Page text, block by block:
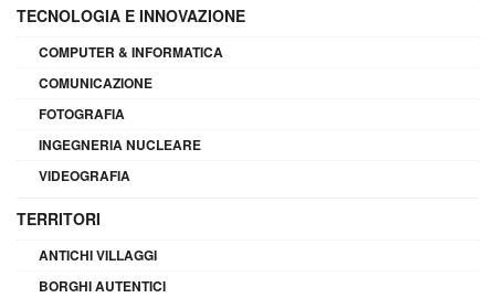
TECNOLOGIA E INNOVAZIONE
COMPUTER & INFORMATICA
COMUNICAZIONE
FOTOGRAFIA
INGEGNERIA NUCLEARE
VIDEOGRAFIA
TERRITORI
ANTICHI VILLAGGI
BORGHI AUTENTICI